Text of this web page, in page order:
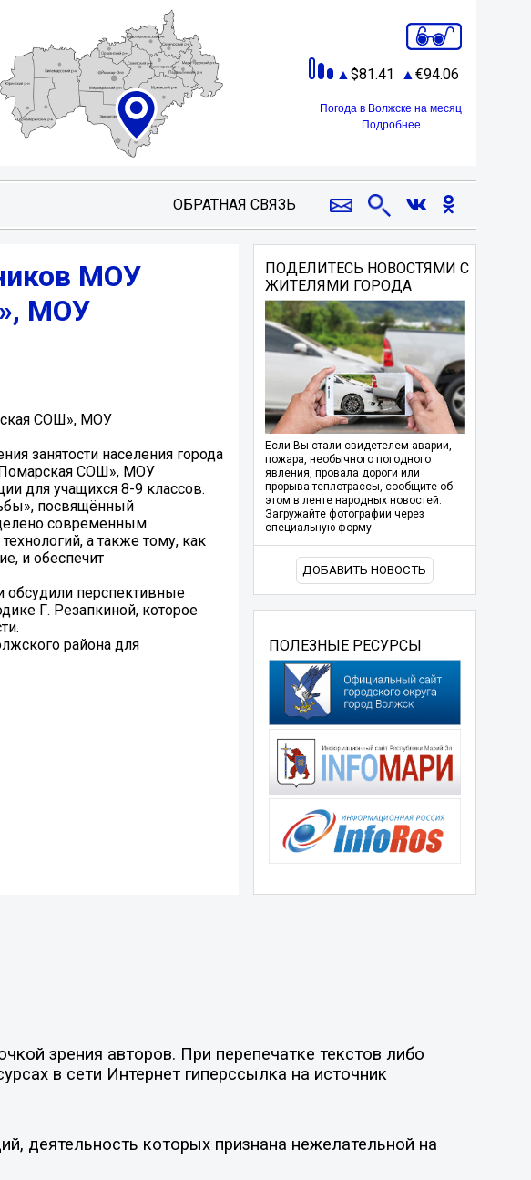
81.41 94.06
Погода в Волжске на месяц
Подробнее
ОБРАТНАЯ СВЯЗЬ
МОУ
МОУ
СОШ», МОУ
занятости населения города
СОШ», МОУ
для учащихся 8-9 классов.
посвящённый
современным
а также тому, как
и обеспечит
обсудили перспективные
Г. Резапкиной, которое
района для
ПОДЕЛИТЕСЬ НОВОСТЯМИ С
ЖИТЕЛЯМИ ГОРОДА
Если Вы стали свидетелем аварии,
пожара, необычного погодного
явления, провала дороги или
прорыва теплотрассы, сообщите об
этом в ленте народных новостей.
Загружайте фотографии через
специальную форму.
ДОБАВИТЬ НОВОСТЬ
ПОЛЕЗНЫЕ РЕСУРСЫ
зрения авторов. При перепечатке текстов либо
в сети Интернет гиперссылка на источник
деятельность которых признана нежелательной на